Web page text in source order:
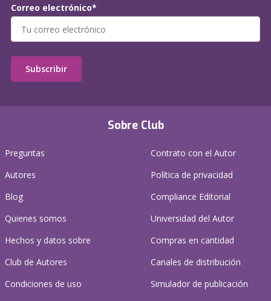
Sobre Club
Preguntas
Autores
Blog
Quienes somos
Hechos y datos sobre
Club de Autores
Condiciones de uso
Contrato con el Autor
Política de privacidad
Compliance Editorial
Universidad del Autor
Compras en cantidad
Canales de distribución
Simulador de publicación
Correo electrónico*
Subscribir